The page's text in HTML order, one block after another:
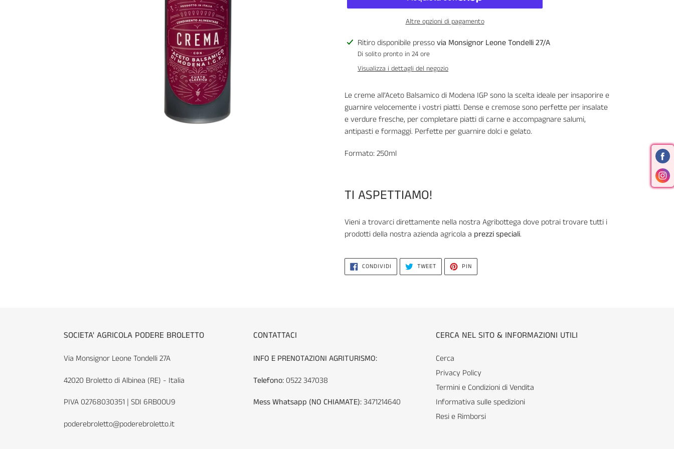
Altre opzioni di pagamento
Inserimento
prodotto
carrello
Ritiro disponibile pressovia Monsignor Leone Tondelli 27/A
Di solito pronto in 24 ore
Visualizza i dettagli del negozio
Le creme all’Aceto Balsamico di Modena IGP sono la scelta ideale per insaporire e
guarnire velocemente i vostri piatti. Dense e cremose sono perfette per insalate
e verdure fresche, per completare piatti di carne e accompagnare salumi,
antipasti e formaggi. Perfette per guarnire dolci e gelato.
Formato: 250ml
TI ASPETTIAMO!
Vieni a trovarci direttamente nella nostra Agribottega dove potrai trovare tutti i
prodotti della nostra azienda agricola a prezzi speciali.
CONDIVIDI CONDIVIDI
FACEBOOK
TWEET TWITTA
TWITTER
PIN
PINTEREST
SOCIETA' AGRICOLA PODERE BROLETTO
Via Monsignor Leone Tondelli 27A
42020 Broletto di Albinea (RE) - Italia
PIVA 02768030351 | SDI 6RB0OU9
poderebroletto@poderebroletto.it
CONTATTACI
INFO E PRENOTAZIONI AGRITURISMO:
Telefono: 0522 347038
Mess Whatsapp (NO CHIAMATE):3471214640
CERCA NEL SITO & INFORMAZIONI UTILI
Cerca
Privacy Policy
Termini e Condizioni di Vendita
Informativa sulle spedizioni
Resi e Rimborsi